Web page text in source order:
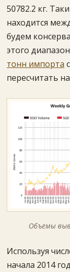
50782.2 кг.
находится
будем
этого
тонн импорта
пересчитать
Объемы
Используя
начала 2014